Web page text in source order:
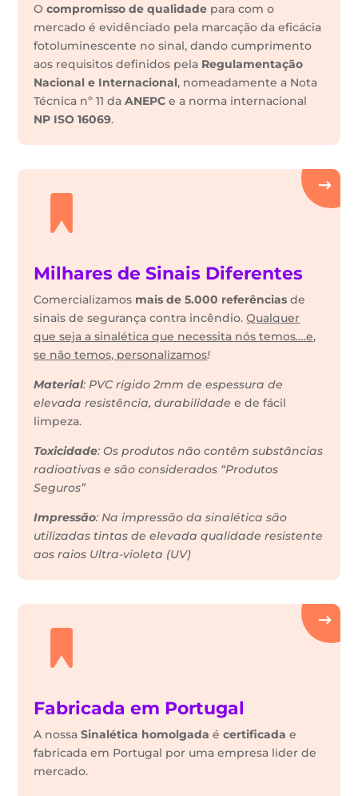
Ocompromisso de qualidade para com o
mercado é evidênciado pela marcação da eficácia
fotoluminescente no sinal, dando cumprimento
aos requisitos definidos pela Regulamentação
Nacional e Internacional, nomeadamente a Nota
Técnica nº 11 daANEPC e a norma internacional
NP ISO 16069.
Milhares de Sinais Diferentes
Comercializamos mais de 5.000 referências de
sinais de segurança contra incêndio.Qualquer
que seja a sinalética que necessita nós temos….e,
se não temos, personalizamos!
Material: PVC rígido 2mm de espessura de
elevada resistência, durabilidadee de fácil
limpeza.
Toxicidade: Os produtos não contêm substâncias
radioativas e são considerados “Produtos
Seguros”
Impressão: Na impressão da sinalética são
utilizadas tintas de elevada qualidade resistente
aos raios Ultra-violeta (UV)
Fabricada em Portugal
A nossaSinalética homolgada écertificada e
fabricada em Portugal por uma empresa lider de
mercado.